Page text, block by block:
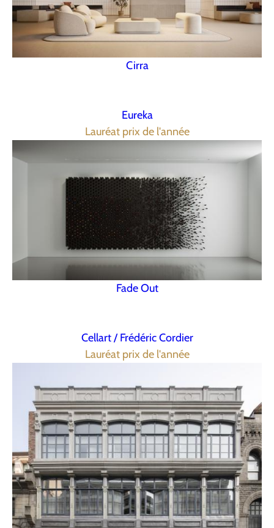
Cirra
Eureka
Lauréat prix de l'année
Fade Out
Cellart / Frédéric Cordier
Lauréat prix de l'année